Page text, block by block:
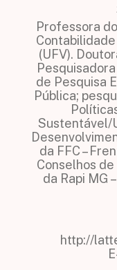
Professora
(UFV).
de Pesquisa
Pública;
Sustentável/
da FFC –
Conselhos
da Rapi MG
http://